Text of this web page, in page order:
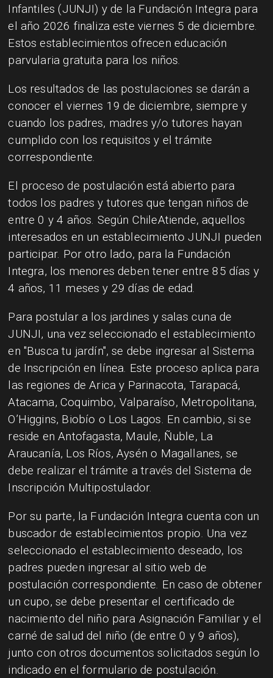
Infantiles (JUNJI) y de la Fundación Integra para
el año 2026 finaliza este viernes 5 de diciembre.
Estos establecimientos ofrecen educación
parvularia gratuita para los niños.
Los resultados de las postulaciones se darán a
conocer el viernes 19 de diciembre, siempre y
cuando los padres, madres y/o tutores hayan
cumplido con los requisitos y el trámite
correspondiente.
El proceso de postulación está abierto para
todos los padres y tutores que tengan niños de
entre 0 y 4 años. Según ChileAtiende, aquellos
interesados en un establecimiento JUNJI pueden
participar. Por otro lado, para la Fundación
Integra, los menores deben tener entre 85 días y
4 años, 11 meses y 29 días de edad.
Para postular a los jardines y salas cuna de
JUNJI, una vez seleccionado el establecimiento
en "Busca tu jardín", se debe ingresar al Sistema
de Inscripción en línea. Este proceso aplica para
las regiones de Arica y Parinacota, Tarapacá,
Atacama, Coquimbo, Valparaíso, Metropolitana,
O’Higgins, Biobío o Los Lagos. En cambio, si se
reside en Antofagasta, Maule, Ñuble, La
Araucanía, Los Ríos, Aysén o Magallanes, se
debe realizar el trámite a través del Sistema de
Inscripción Multipostulador.
Por su parte, la Fundación Integra cuenta con un
buscador de establecimientos propio. Una vez
seleccionado el establecimiento deseado, los
padres pueden ingresar al sitio web de
postulación correspondiente. En caso de obtener
un cupo, se debe presentar el certificado de
nacimiento del niño para Asignación Familiar y el
carné de salud del niño (de entre 0 y 9 años),
junto con otros documentos solicitados según lo
indicado en el formulario de postulación.